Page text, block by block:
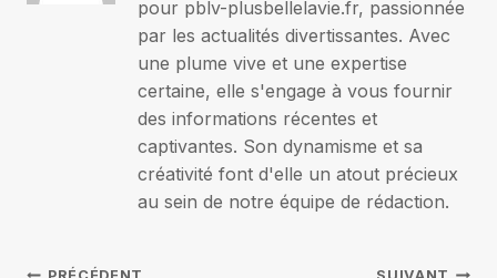
pour pblv-plusbellelavie.fr, passionnée
par les actualités divertissantes. Avec
une plume vive et une expertise
certaine, elle s'engage à vous fournir
des informations récentes et
captivantes. Son dynamisme et sa
créativité font d'elle un atout précieux
au sein de notre équipe de rédaction.